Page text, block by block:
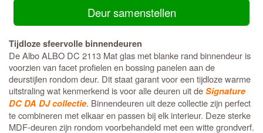
Deur samenstellen
Tijdloze sfeervolle binnendeuren
De Albo ALBO DC 2113 Mat glas met blanke rand binnendeur is
voorzien van facet profielen en bossing panelen aan de
deurstijlen rondom deur. Dit staat garant voor een tijdloze warme
uitstraling wat kenmerkend is voor alle deuren uit deSignature
DC DA DJ collectie. Binnendeuren uit deze collectie zijn perfect
te combineren met elkaar en passen bij elk interieur. Deze sterke
MDF-deuren zijn rondom voorbehandeld met een witte grondverf.